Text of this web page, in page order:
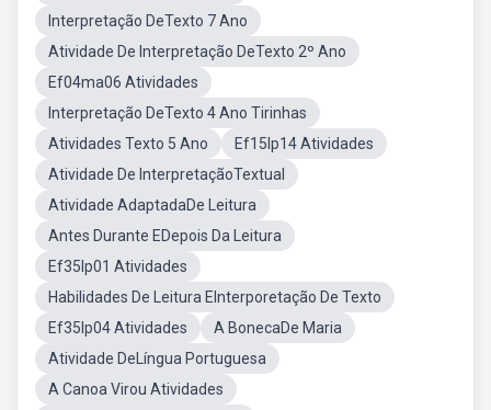
Interpretação DeTexto 7 Ano
Atividade De Interpretação DeTexto 2º Ano
Ef04ma06 Atividades
Interpretação DeTexto 4 Ano Tirinhas
Atividades Texto 5 Ano
Ef15lp14 Atividades
Atividade De InterpretaçãoTextual
Atividade AdaptadaDe Leitura
Antes Durante EDepois Da Leitura
Ef35lp01 Atividades
Habilidades De Leitura EInterporetação De Texto
Ef35lp04 Atividades
A BonecaDe Maria
Atividade DeLíngua Portuguesa
A Canoa Virou Atividades